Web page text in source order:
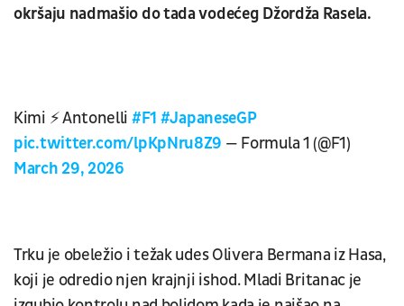
okršaju nadmašio do tada vodećeg Džordža Rasela.
Kimi ⚡️ Antonelli #F1 #JapaneseGP
pic.twitter.com/lpKpNru8Z9 — Formula 1 (@F1)
March 29, 2026
Trku je obeležio i težak udes Olivera Bermana iz Hasa,
koji je odredio njen krajnji ishod. Mladi Britanac je